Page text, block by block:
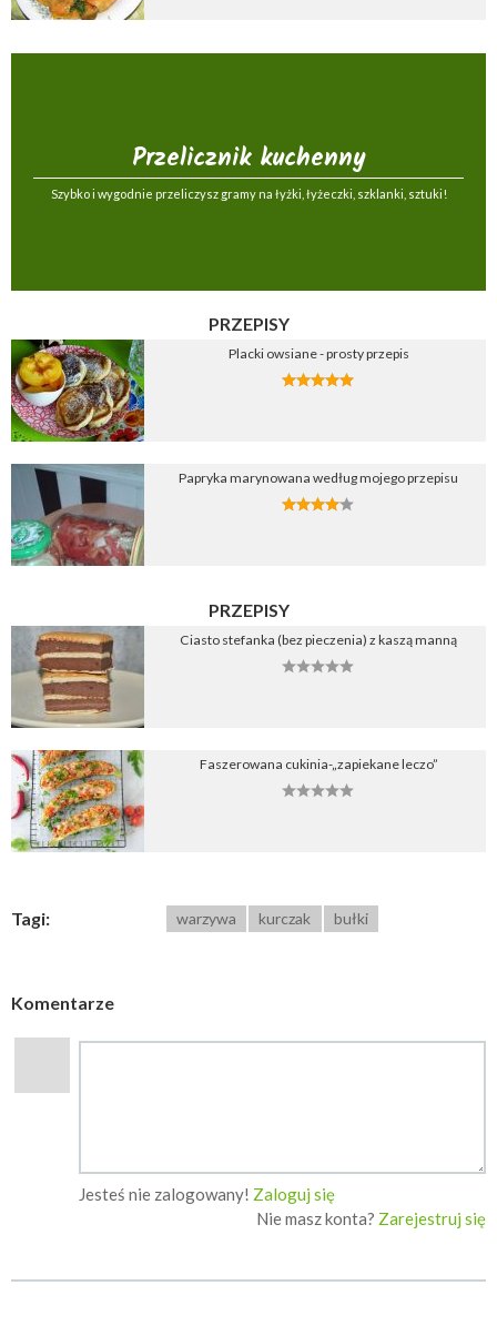
Przelicznik kuchenny
Szybko i wygodnie przeliczysz gramy na łyżki, łyżeczki, szklanki, sztuki!
PRZEPISY
Placki owsiane - prosty przepis
Papryka marynowana według mojego przepisu
PRZEPISY
Ciasto stefanka (bez pieczenia) z kaszą manną
Faszerowana cukinia-„zapiekane leczo”
Tagi: warzywa kurczak bułki
Komentarze
Jesteś nie zalogowany! Zaloguj się
Nie masz konta? Zarejestruj się